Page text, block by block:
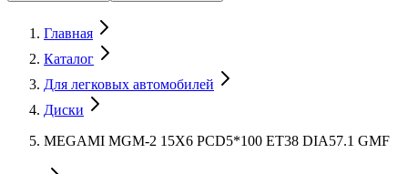
Главная
Каталог
Для легковых автомобилей
Диски
MEGAMI MGM-2 15X6 PCD5*100 ET38 DIA57.1 GMF